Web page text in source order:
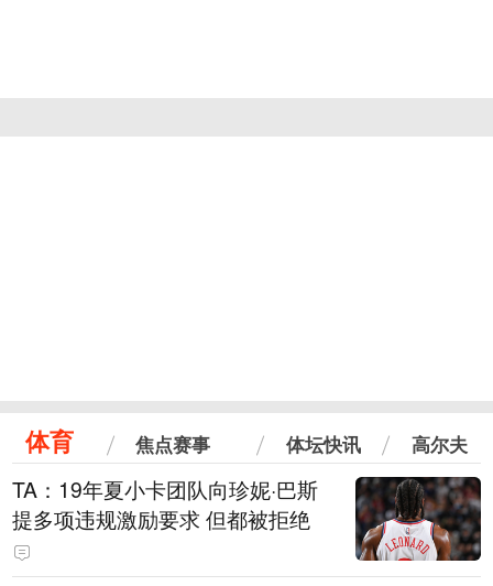
体育 焦点赛事 体坛快讯 高尔夫
TA：19年夏小卡团队向珍妮·巴斯
提多项违规激励要求 但都被拒绝